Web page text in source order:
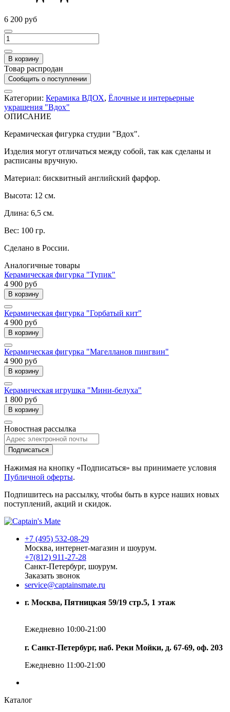
6 200 руб
В корзину
Товар распродан
Сообщить о поступлении
Категории: Керамика ВДОХ, Ёлочные и интерьерные
украшения "Вдох"
ОПИСАНИЕ
Керамическая фигурка студии "Вдох".
Изделия могут отличаться между собой, так как сделаны и
расписаны вручную.
Материал: бисквитный английский фарфор.
Высота: 12 см.
Длина: 6,5 см.
Вес: 100 гр.
Сделано в России.
Аналогичные товары
Керамическая фигурка "Тупик"
4 900 руб
В корзину
Керамическая фигурка "Горбатый кит"
4 900 руб
В корзину
Керамическая фигурка "Магелланов пингвин"
4 900 руб
В корзину
Керамическая игрушка "Мини-белуха"
1 800 руб
В корзину
Новостная рассылка
Подписаться
Нажимая на кнопку «Подписаться» вы принимаете условия
Публичной оферты.
Подпишитесь на рассылку, чтобы быть в курсе наших новых
поступлений, акций и скидок.
+7 (495) 532-08-29
Москва, интернет-магазин и шоурум.
+7(812) 911-27-28
Санкт-Петербург, шоурум.
Заказать звонок
service@captainsmate.ru
г. Москва, Пятницкая 59/19 стр.5, 1 этаж
Ежедневно 10:00-21:00
г. Санкт-Петербург, наб. Реки Мойки, д. 67-69, оф. 203
Ежедневно 11:00-21:00
Каталог